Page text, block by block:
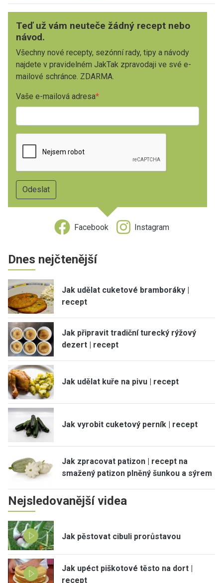
Teď už vám neuteče žádný recept nebo
návod.
Všechny nové recepty, sezónní rady, tipy a návody
najdete v pravidelném JakTak zpravodaji ve své e-
mailové schránce. ZDARMA.
Vaše e-mailová adresa
Facebook Instagram
Dnes nejčtenější
Jak udělat cuketové bramboráky |
recept
Jak připravit tradiční turecký rýžový
dezert | recept
Jak udělat kuře na pivu | recept
Jak vyrobit cuketový perník | recept
Jak zpracovat patizon | recept na
smažený patizon plněný šunkou a sýrem
Nejsledovanější videa
Jak pěstovat cibuli prorůstavou
Jak upéct piškotové těsto na dort |
recept